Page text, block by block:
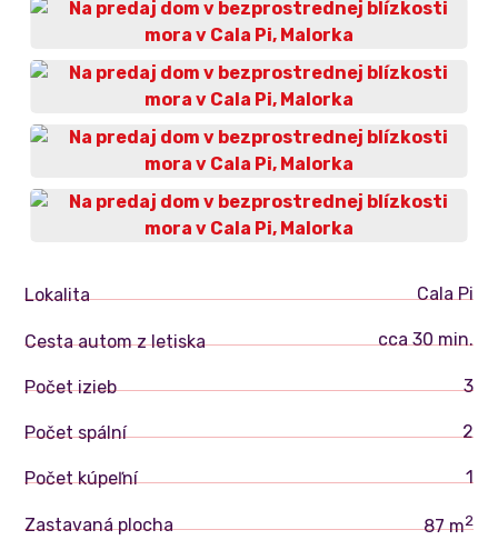
Lokalita Cala Pi
Cesta autom z letiska cca 30 min.
Počet izieb 3
Počet spální 2
Počet kúpeľní 1
Zastavaná plocha 87 m2